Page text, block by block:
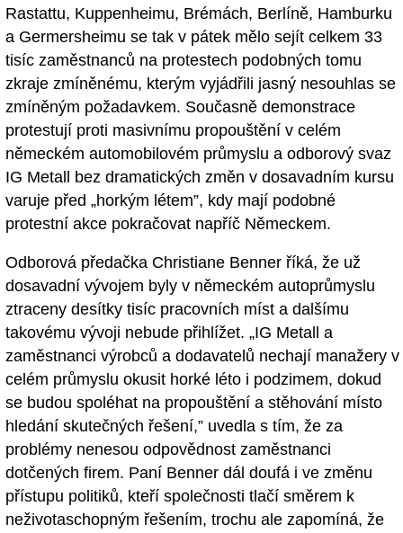
Rastattu, Kuppenheimu, Brémách, Berlíně, Hamburku
a Germersheimu se tak v pátek mělo sejít celkem 33
tisíc zaměstnanců na protestech podobných tomu
zkraje zmíněnému, kterým vyjádřili jasný nesouhlas se
zmíněným požadavkem. Současně demonstrace
protestují proti masivnímu propouštění v celém
německém automobilovém průmyslu a odborový svaz
IG Metall bez dramatických změn v dosavadním kursu
varuje před „horkým létem”, kdy mají podobné
protestní akce pokračovat napříč Německem.
Odborová předačka Christiane Benner říká, že už
dosavadní vývojem byly v německém autoprůmyslu
ztraceny desítky tisíc pracovních míst a dalšímu
takovému vývoji nebude přihlížet. „IG Metall a
zaměstnanci výrobců a dodavatelů nechají manažery v
celém průmyslu okusit horké léto i podzimem, dokud
se budou spoléhat na propouštění a stěhování místo
hledání skutečných řešení,” uvedla s tím, že za
problémy nenesou odpovědnost zaměstnanci
dotčených firem. Paní Benner dál doufá i ve změnu
přístupu politiků, kteří společnosti tlačí směrem k
neživotaschopným řešením, trochu ale zapomíná, že